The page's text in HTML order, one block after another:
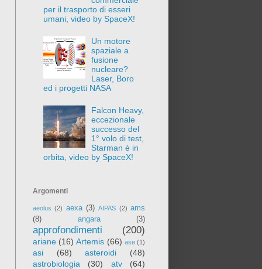
per il trasporto di esseri
umani, video by SpaceX!
Un motore
spaziale a
fusione
nucleare?
Laser, Boro
ed i progetti NASA
Falcon Heavy,
eccezionale
successo del
1° volo di test,
Starman è in
orbita, video by SpaceX!
Argomenti
aeolus (2) aexa (3) AIPAS (2) ams
(8)
angara (3)
approfondimenti (200)
ariane (16) Artemis (66) ase (1)
asi (68) asteroidi
(48)
astrobiologia
(30) atv (64)